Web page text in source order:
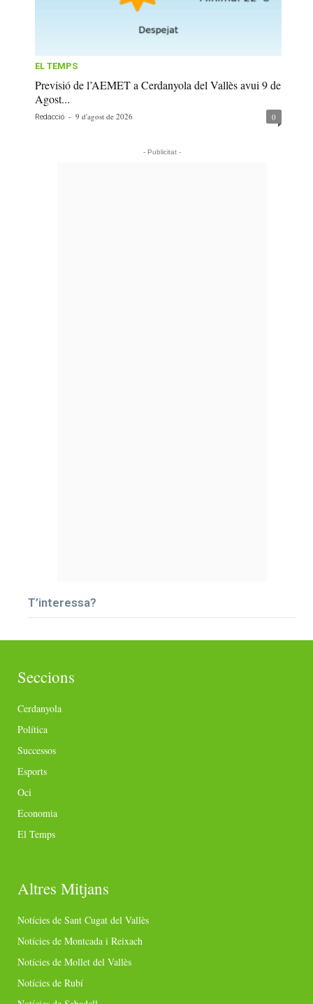
EL TEMPS
Previsió de l’AEMET a Cerdanyola del Vallès avui 9 de
Agost...
Redacció - 9 d'agost de 2026 0
- Publicitat -
T’interessa?
Seccions
Cerdanyola
Política
Successos
Esports
Oci
Economia
El Temps
Altres Mitjans
Notícies de Sant Cugat del Vallès
Notícies de Montcada i Reixach
Notícies de Mollet del Vallès
Notícies de Rubí